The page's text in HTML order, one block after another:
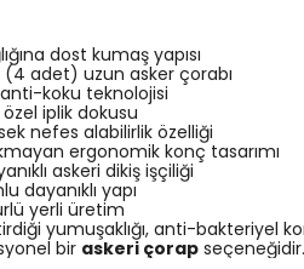
dost kumaş yapısı
adet) uzun asker çorabı
koku teknolojisi
iplik dokusu
nefes alabilirlik özelliği
ergonomik konç tasarımı
askeri dikiş işçiliği
dayanıklı yapı
yerli üretim
yumuşaklığı, anti-bakteriyel
bir askeri çorap seçeneğidir.